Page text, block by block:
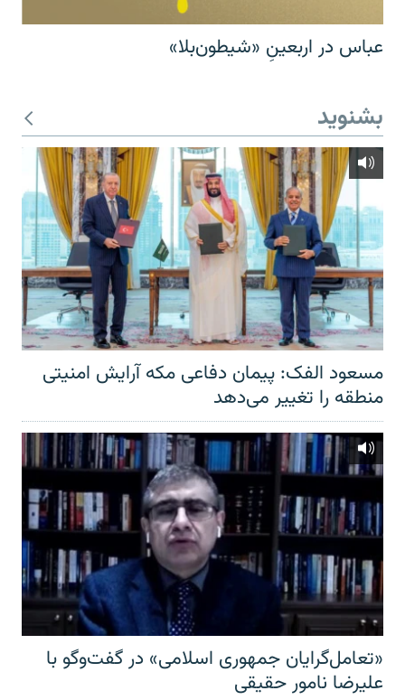
عباس در اربعینِ «شیطون‌بلا»
بشنوید
مسعود الفک: پیمان دفاعی مکه آرایش امنیتی
منطقه را تغییر می‌دهد
«تعامل‌گرایان جمهوری اسلامی» در گفت‌وگو با
علیرضا نامور حقیقی